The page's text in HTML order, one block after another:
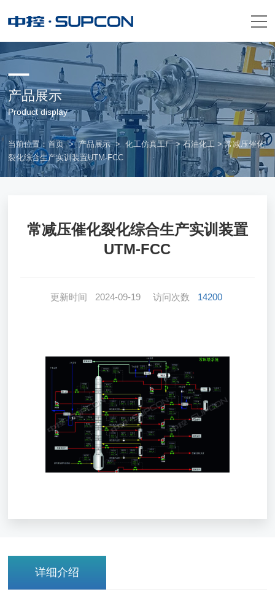
产品展示
Product display
当前位置：首页>产品展示>化工仿真工厂>石油化工 > 常减压催化
裂化综合生产实训装置UTM-FCC
常减压催化裂化综合生产实训装置
UTM-FCC
更新时间 2024-09-19 访问次数 14200
详细介绍